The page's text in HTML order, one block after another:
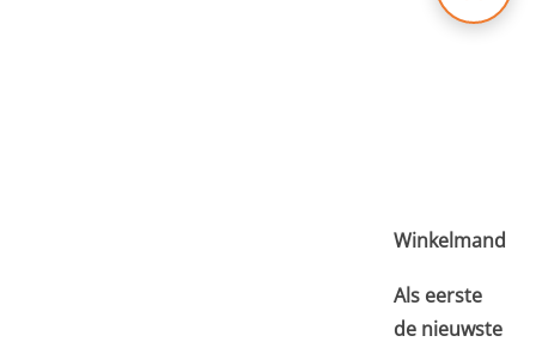
Winkelmand
Als eerste
de nieuwste